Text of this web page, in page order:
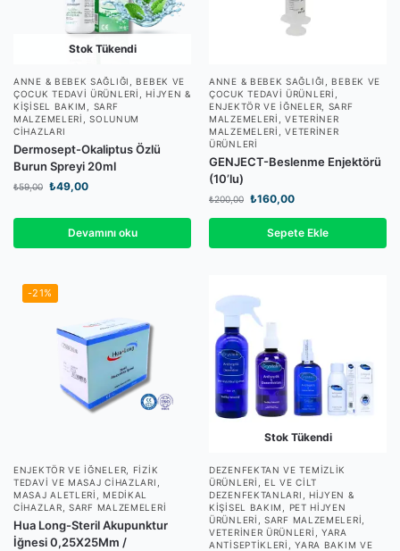
Stok Tükendi
ANNE & BEBEK SAĞLIĞI
BEBEK VE
ÇOCUK TEDAVI ÜRÜNLERI
HIJYEN &
KIŞISEL BAKIM
SARF
MALZEMELERI
,SOLUNUM
CIHAZLARI
Dermosept-Okaliptus Özlü
Burun Spreyi 20ml
₺59,00 ₺49,00
Devamını oku
ANNE & BEBEK SAĞLIĞI
BEBEK VE
ÇOCUK TEDAVI ÜRÜNLERI
ENJEKTÖR VE İĞNELER
SARF
MALZEMELERI
,VETERINER
MALZEMELERI
,VETERINER
ÜRÜNLERI
GENJECT-Beslenme Enjektörü
(10’lu)
₺200,00 ₺160,00
Sepete Ekle
-21%
ENJEKTÖR VE İĞNELER
FIZIK
TEDAVI VE MASAJ CIHAZLARI
MASAJ ALETLERI
MEDIKAL
CIHAZLAR ,SARF MALZEMELERI
Hua Long-Steril Akupunktur
İğnesi 0,25X25Mm /
Stok Tükendi
DEZENFEKTAN VE TEMIZLIK
ÜRÜNLERI
EL VE CILT
DEZENFEKTANLARI
HIJYEN &
KIŞISEL BAKIM
PET HIJYEN
ÜRÜNLERI
,SARF MALZEMELERI
VETERINER ÜRÜNLERI
,YARA
ANTISEPTIKLERI
,YARA BAKIM VE